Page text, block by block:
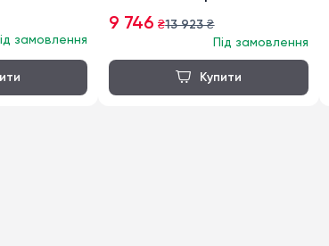
замовлення
9 746 ₴13 923₴
Під замовлення